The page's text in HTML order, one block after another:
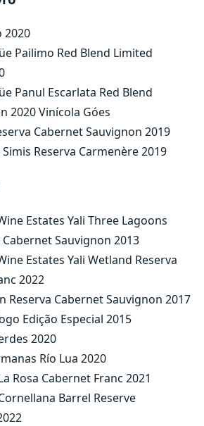
2020
Pailimo Red Blend Limited
Panul Escarlata Red Blend
2020 Vinícola Góes
Cabernet Sauvignon 2019
Reserva Carmenère 2019
Estates Yali Three Lagoons
Cabernet Sauvignon 2013
Estates Yali Wetland Reserva
2022
Reserva Cabernet Sauvignon 2017
Edição Especial 2015
2020
Río Lua 2020
Rosa Cabernet Franc 2021
Barrel Reserve